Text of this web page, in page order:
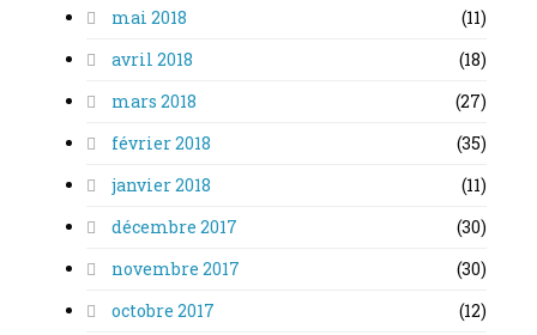
mai 2018
(11)
avril 2018
(18)
mars 2018
(27)
février 2018
(35)
janvier 2018
(11)
décembre 2017
(30)
novembre 2017
(30)
octobre 2017
(12)